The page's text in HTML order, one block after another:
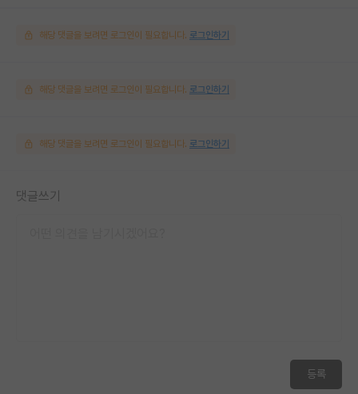
해당 댓글을 보려면 로그인이 필요합니다. 로그인하기
해당 댓글을 보려면 로그인이 필요합니다. 로그인하기
해당 댓글을 보려면 로그인이 필요합니다. 로그인하기
댓글쓰기
등록